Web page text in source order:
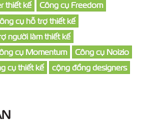
thiết kế
Công cụ Freedom
cụ hỗ trợ thiết kế
người làm thiết kế
cụ Momentum
Công cụ Noizio
cụ thiết kế
cộng đồng designers